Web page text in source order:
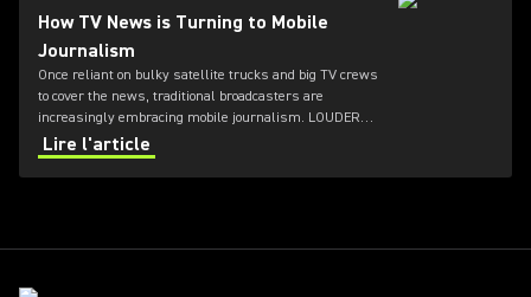
How TV News is Turning to Mobile
Journalism
Once reliant on bulky satellite trucks and big TV crews
to cover the news, traditional broadcasters are
increasingly embracing mobile journalism. LOUDER
spoke with Björn Staschen, head of the innovation lab
at German public broadcaster NDR.
Lire l'article